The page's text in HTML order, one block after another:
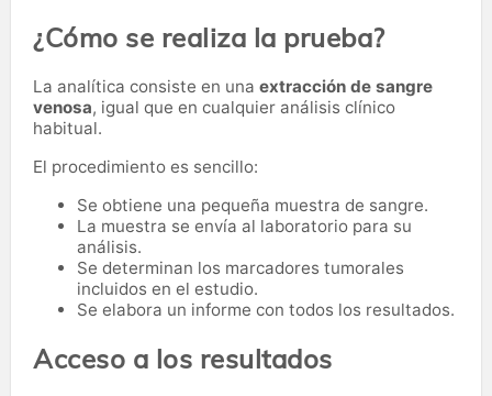
¿Cómo se realiza la prueba?
La analítica consiste en una extracción de sangre
venosa, igual que en cualquier análisis clínico
habitual.
El procedimiento es sencillo:
Se obtiene una pequeña muestra de sangre.
La muestra se envía al laboratorio para su
análisis.
Se determinan los marcadores tumorales
incluidos en el estudio.
Se elabora un informe con todos los resultados.
Acceso a los resultados